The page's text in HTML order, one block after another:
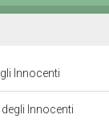
Innocenti
degli Innocenti